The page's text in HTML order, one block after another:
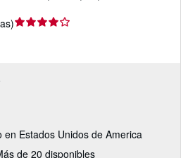
Estados Unidos de America
de 20 disponibles
)Calificación